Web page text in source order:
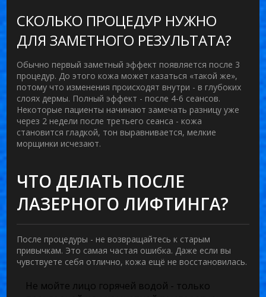
СКОЛЬКО ПРОЦЕДУР НУЖНО
ДЛЯ ЗАМЕТНОГО РЕЗУЛЬТАТА?
Обычно первый заметный эффект появляется после 3
процедур. До этого кожа может казаться «такой же»,
потому что изменения происходят внутри - в глубоких
слоях дермы. Полный эффект - после 4-6 сеансов.
Некоторые пациенты начинают замечать разницу уже
через 2 недели после третьего сеанса - кожа
становится гладкой, тон выравнивается, мелкие
морщинки исчезают.
ЧТО ДЕЛАТЬ ПОСЛЕ
ЛАЗЕРНОГО ЛИФТИНГА?
После процедуры - не возвращайтесь к старым
привычкам. Это самая частая ошибка. Даже если вы
чувствуете себя отлично, кожа ещё не восстановилась.
Не мойте лицо горячей водой - только